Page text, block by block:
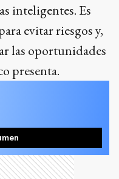
inteligentes. Es
evitar riesgos y,
las oportunidades
presenta.